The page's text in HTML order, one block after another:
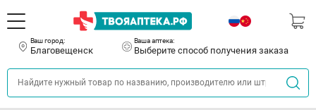
Ваш город:
Благовещенск
Ваша аптека:
Выберите способ получения заказа